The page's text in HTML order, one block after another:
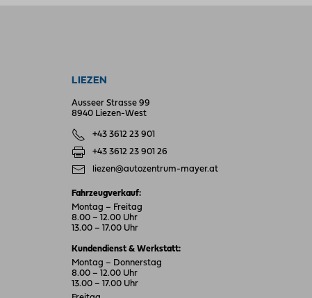
LIEZEN
Ausseer Strasse 99
8940 Liezen-West
+43 3612 23 901
+43 3612 23 901 26
liezen@autozentrum-mayer.at
Fahrzeugverkauf:
Montag – Freitag
8.00 – 12.00 Uhr
13.00 – 17.00 Uhr
Kundendienst & Werkstatt:
Montag – Donnerstag
8.00 – 12.00 Uhr
13.00 – 17.00 Uhr